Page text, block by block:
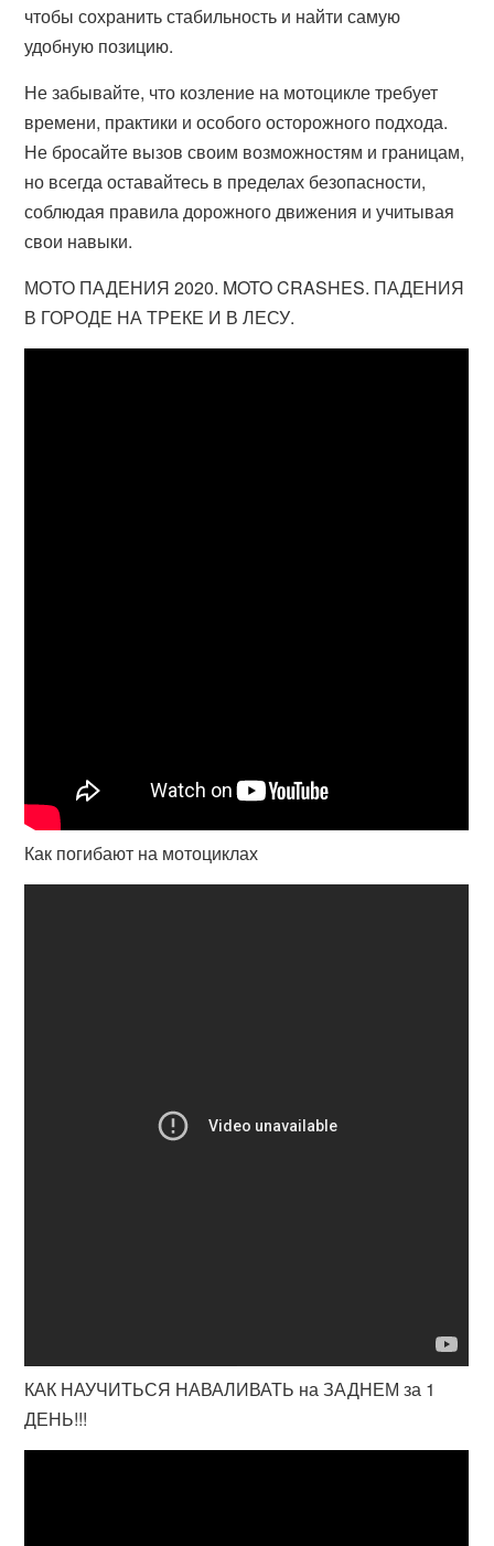
чтобы сохранить стабильность и найти самую
удобную позицию.
Не забывайте, что козление на мотоцикле требует
времени, практики и особого осторожного подхода.
Не бросайте вызов своим возможностям и границам,
но всегда оставайтесь в пределах безопасности,
соблюдая правила дорожного движения и учитывая
свои навыки.
МОТО ПАДЕНИЯ 2020. MOTO CRASHES. ПАДЕНИЯ
В ГОРОДЕ НА ТРЕКЕ И В ЛЕСУ.
Как погибают на мотоциклах
КАК НАУЧИТЬСЯ НАВАЛИВАТЬ на ЗАДНЕМ за 1
ДЕНЬ!!!